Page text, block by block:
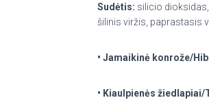
Sudėtis: silicio
šilinis viržis, paprastasis
• Jamaikinė konrože/
• Kiaulpienės